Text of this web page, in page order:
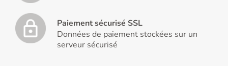
Paiement sécurisé SSL
Données de paiement stockées sur un
serveur sécurisé